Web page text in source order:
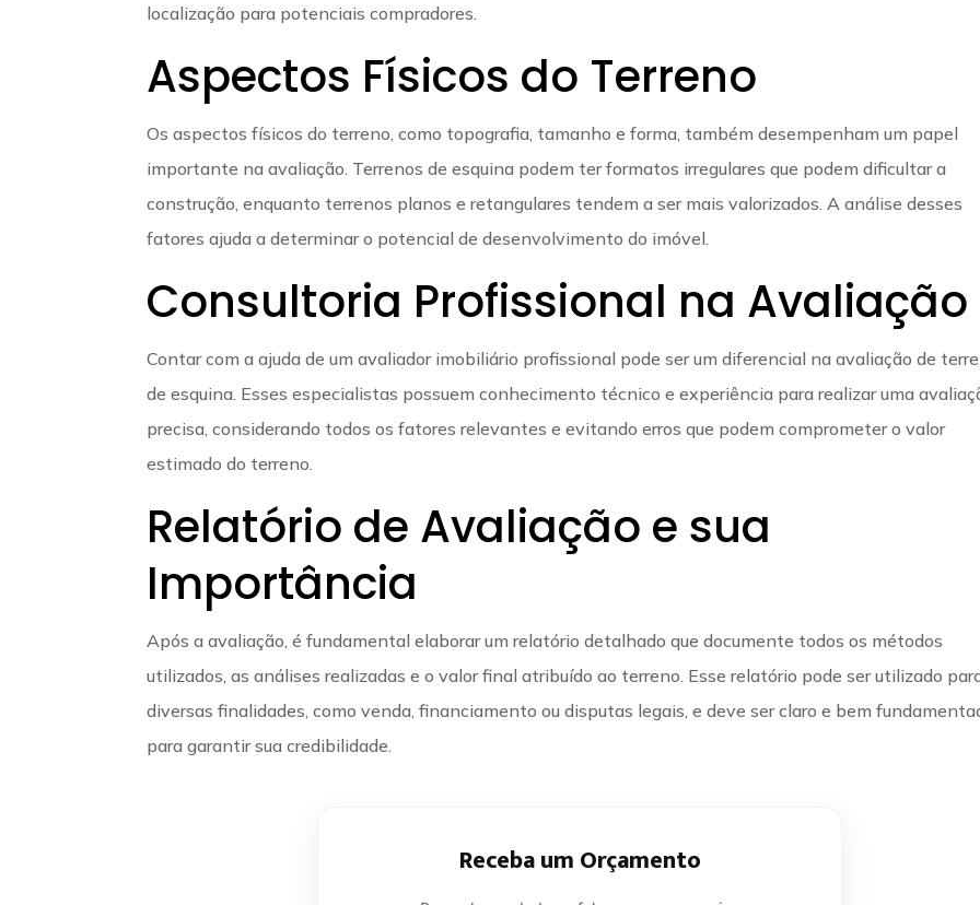
localização para potenciais compradores.
Aspectos Físicos do Terreno
Os aspectos físicos do terreno, como topografia, tamanho e forma, também desempenham um papel
importante na avaliação. Terrenos de esquina podem ter formatos irregulares que podem dificultar a
construção, enquanto terrenos planos e retangulares tendem a ser mais valorizados. A análise desses
fatores ajuda a determinar o potencial de desenvolvimento do imóvel.
Consultoria Profissional na Avaliação
Contar com a ajuda de um avaliador imobiliário profissional pode ser um diferencial na avaliação de
de esquina. Esses especialistas possuem conhecimento técnico e experiência para realizar uma
precisa, considerando todos os fatores relevantes e evitando erros que podem comprometer o valor
estimado do terreno.
Relatório de Avaliação e sua
Importância
Após a avaliação, é fundamental elaborar um relatório detalhado que documente todos os métodos
utilizados, as análises realizadas e o valor final atribuído ao terreno. Esse relatório pode ser utilizado
diversas finalidades, como venda, financiamento ou disputas legais, e deve ser claro e bem
para garantir sua credibilidade.
Receba um Orçamento